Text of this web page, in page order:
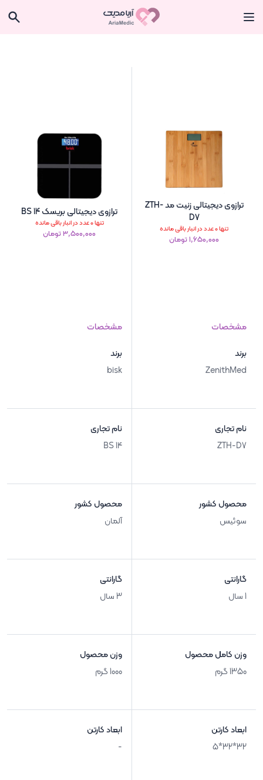
ترازوی دیجیتالی زنیت مد ZTH-
D7
تنها 0 عدد در انبار باقی مانده
۱٬۶۵۰٬۰۰۰ تومان
مشخصات
برند
ZenithMed
نام تجاری
ZTH-D7
محصول کشور
سوئیس
گارانتی
1 سال
وزن کامل محصول
1350 گرم
ابعاد کارتن
32*32*5
ترازوی دیجیتالی بریسک BS 14
تنها 0 عدد در انبار باقی مانده
۳٬۵۰۰٬۰۰۰ تومان
مشخصات
برند
bisk
نام تجاری
BS 14
محصول کشور
آلمان
گارانتی
3 سال
وزن محصول
1000 گرم
ابعاد کارتن
-